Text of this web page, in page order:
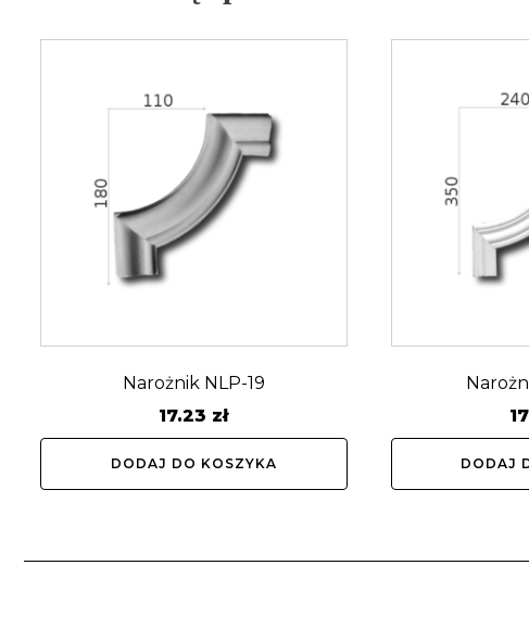
Narożnik NLP-19
17.23 zł
DODAJ DO KOSZYKA DODAJ